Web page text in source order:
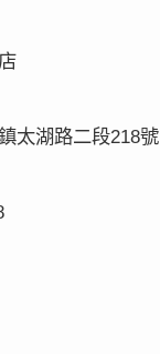
太湖路二段218號